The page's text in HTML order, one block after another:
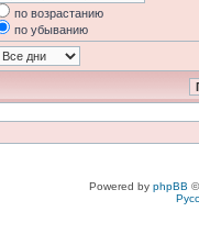
по возрастанию
по убыванию
Powered by phpBB